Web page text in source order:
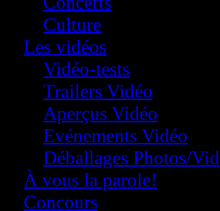
Culture
Les vidéos
Vidéo-tests
Trailers Vidéo
Aperçus Vidéo
Evénements Vidéo
Déballages Photos/
À vous la parole!
Concours